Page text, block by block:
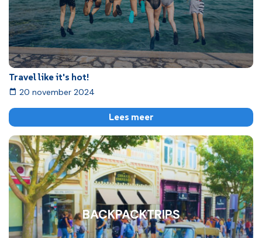
Travel like it's hot!
20 november 2024
Lees meer
BACKPACKTRIPS